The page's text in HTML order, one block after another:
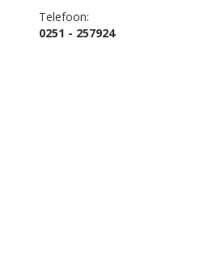
Telefoon:
0251 - 257924